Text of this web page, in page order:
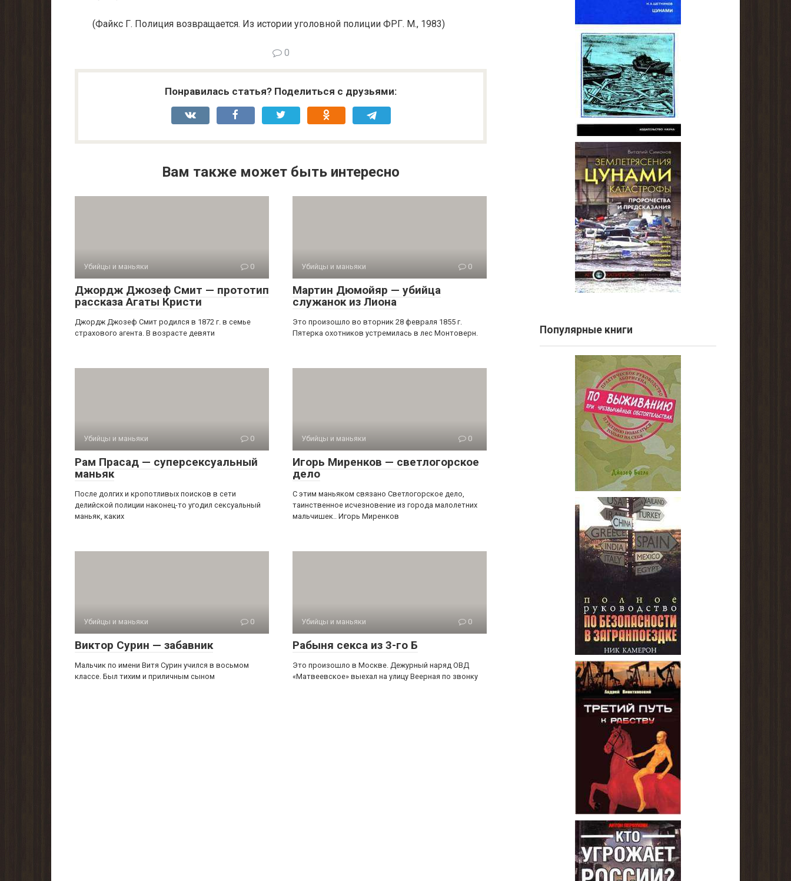
(Файкс Г. Полиция возвращается. Из истории уголовной полиции ФРГ. М., 1983)
0
Понравилась статья? Поделиться с друзьями:
Вам также может быть интересно
Убийцы и маньяки 0
Джордж Джозеф Смит — прототип
рассказа Агаты Кристи
Джордж Джозеф Смит родился в 1872 г. в семье
страхового агента. В возрасте девяти
Убийцы и маньяки 0
Мартин Дюмойяр — убийца
служанок из Лиона
Это произошло во вторник 28 февраля 1855 г.
Пятерка охотников устремилась в лес Монтоверн.
Убийцы и маньяки 0
Рам Прасад — суперсексуальный
маньяк
После долгих и кропотливых поисков в сети
делийской полиции наконец-то угодил сексуальный
маньяк, каких
Убийцы и маньяки 0
Игорь Миренков — светлогорское
дело
С этим маньяком связано Светлогорское дело,
таинственное исчезновение из города малолетних
мальчишек.. Игорь Миренков
Убийцы и маньяки 0
Виктор Сурин — забавник
Мальчик по имени Витя Сурин учился в восьмом
классе. Был тихим и приличным сыном
Убийцы и маньяки 0
Рабыня секса из 3-го Б
Это произошло в Москве. Дежурный наряд ОВД
«Матвеевское» выехал на улицу Веерная по звонку
Популярные книги